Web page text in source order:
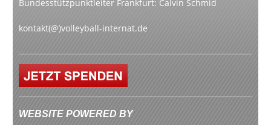
Bundesstützpunktleiter Frankfurt: Calvin Schmid
kontakt(@)volleyball-internat.de
WEBSITE POWERED BY